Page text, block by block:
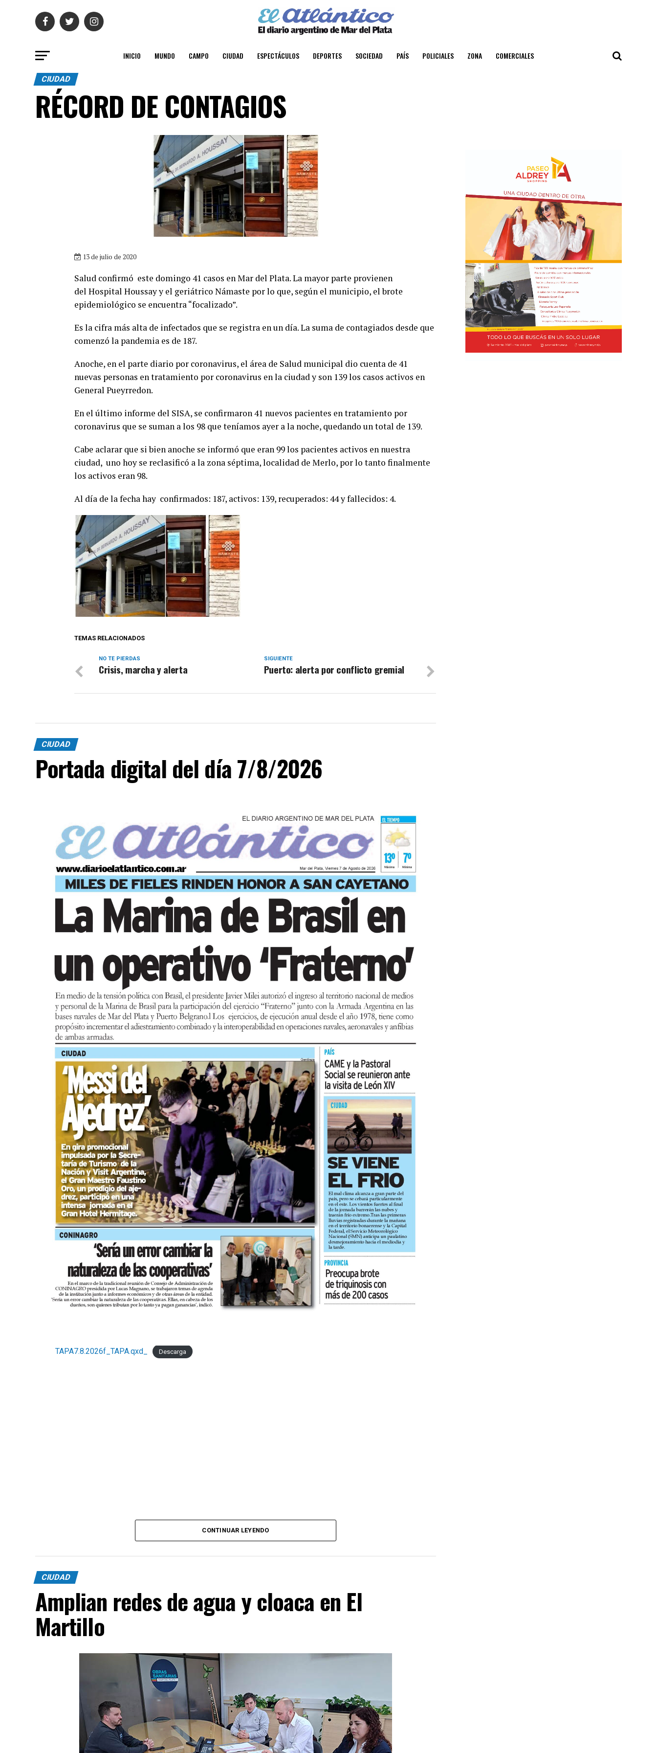
INICIO MUNDO CAMPO CIUDAD ESPECTÁCULOS DEPORTES SOCIEDAD PAÍS POLICIALES ZONA COMERCIALES
CIUDAD
RÉCORD DE CONTAGIOS
13 de julio de 2020
Salud confirmó este domingo 41 casos en Mar del Plata. La mayor parte provienen
del Hospital Houssay y el geriátrico Námaste por lo que, según el municipio, el brote
epidemiológico se encuentra “focalizado”.
Es la cifra más alta de infectados que se registra en un día. La suma de contagiados desde que
comenzó la pandemia es de 187.
Anoche, en el parte diario por coronavirus, el área de Salud municipal dio cuenta de 41
nuevas personas en tratamiento por coronavirus en la ciudad y son 139 los casos activos en
General Pueyrredon.
En el último informe del SISA, se confirmaron 41 nuevos pacientes en tratamiento por
coronavirus que se suman a los 98 que teníamos ayer a la noche, quedando un total de 139.
Cabe aclarar que si bien anoche se informó que eran 99 los pacientes activos en nuestra
ciudad, uno hoy se reclasificó a la zona séptima, localidad de Merlo, por lo tanto finalmente
los activos eran 98.
Al día de la fecha hay confirmados: 187, activos: 139, recuperados: 44 y fallecidos: 4.
TEMAS RELACIONADOS
SIGUIENTE
Puerto: alerta por conflicto gremial
NO TE PIERDAS
Crisis, marcha y alerta
CIUDAD
Portada digital del día 7/8/2026
TAPA7.8.2026f_TAPA.qxd_ Descarga
CONTINUAR LEYENDO
CIUDAD
Amplian redes de agua y cloaca en El
Martillo